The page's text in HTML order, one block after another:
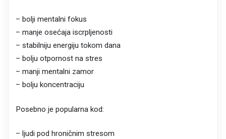
– bolji mentalni fokus
– manje osećaja iscrpljenosti
– stabilniju energiju tokom dana
– bolju otpornost na stres
– manji mentalni zamor
– bolju koncentraciju
Posebno je popularna kod:
– ljudi pod hroničnim stresom